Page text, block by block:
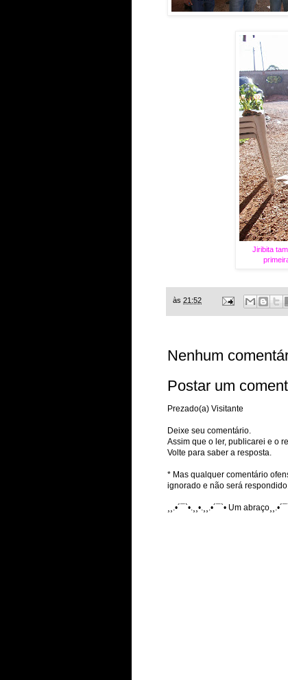
Jiribita
às 21:52
Nenhum
Postar um
Prezado(a) Visitante
Deixe seu comentário.
Assim que o ler, publicarei e o
Volte para saber a resposta.
* Mas qualquer comentário
ignorado e não será respondido.
¸¸.•´¯`•.¸¸•.¸¸.•´¯`• Um